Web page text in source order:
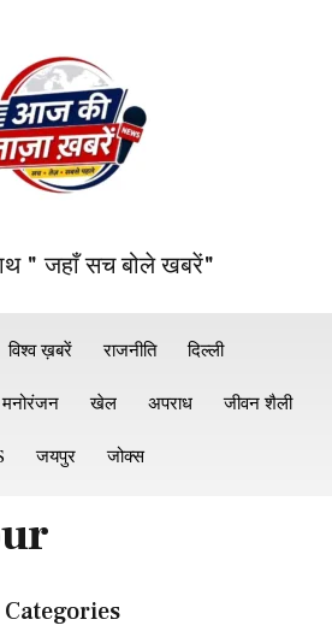
" जहाँ सच बोले खबरें"
विश्व ख़बरें राजनीति दिल्ली
मनोरंजन खेल अपराध जीवन शैली
जयपुर जोक्स
Categories